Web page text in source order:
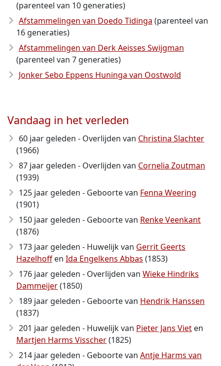
(parenteel van 10 generaties)
Afstammelingen van Doedo Tidinga (parenteel van
16 generaties)
Afstammelingen van Derk Aeisses Swijgman
(parenteel van 7 generaties)
Jonker Sebo Eppens Huninga van Oostwold
Vandaag in het verleden
60 jaar geleden - Overlijden van Christina Slachter
(1966)
87 jaar geleden - Overlijden van Cornelia Zoutman
(1939)
125 jaar geleden - Geboorte van Fenna Weering
(1901)
150 jaar geleden - Geboorte van Renke Veenkant
(1876)
173 jaar geleden - Huwelijk van Gerrit Geerts
Hazelhoffen Ida Engelkens Abbas (1853)
176 jaar geleden - Overlijden van Wieke Hindriks
Dammeijer(1850)
189 jaar geleden - Geboorte van Hendrik Hanssen
(1837)
201 jaar geleden - Huwelijk van Pieter Jans Viet en
Martjen Harms Visscher(1825)
214 jaar geleden - Geboorte van Antje Harms van